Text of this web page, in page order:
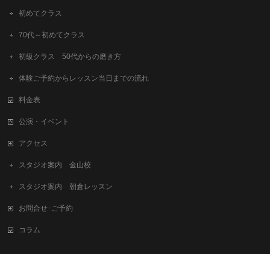
初めてクラス
70代～初めてクラス
初級クラス 50代からの磨き方
体験ご予約からレッスン当日までの流れ
料金表
公演・イベント
アクセス
スタジオ案内 金山校
スタジオ案内 朝倉レッスン
お問合せ･ご予約
コラム